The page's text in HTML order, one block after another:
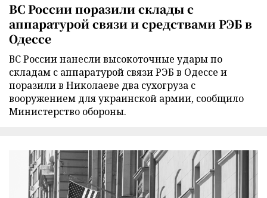
ВС России поразили склады с
аппаратурой связи и средствами РЭБ в
Одессе
ВС России нанесли высокоточные удары по
складам с аппаратурой связи РЭБ в Одессе и
поразили в Николаеве два сухогруза с
вооружением для украинской армии, сообщило
Министерство обороны.